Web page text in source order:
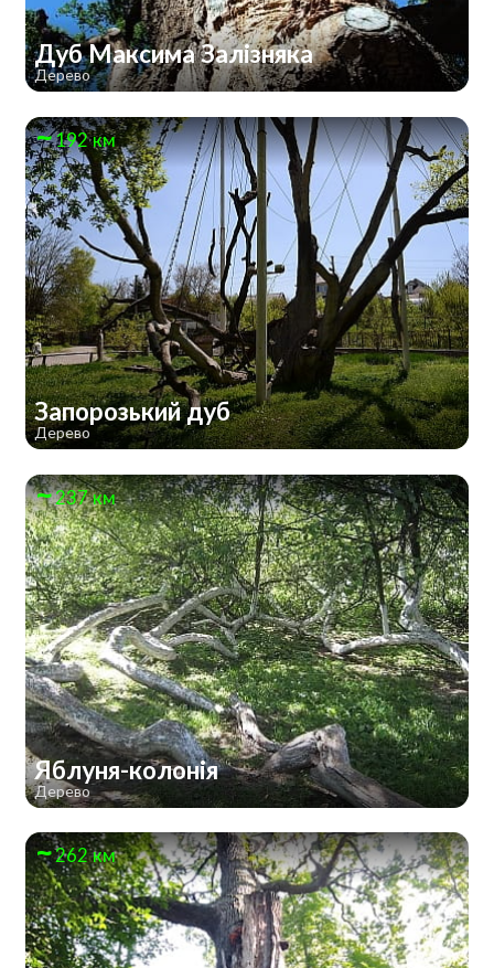
Дуб Максима Залізняка
Дерево
192 км
Запорозький дуб
Дерево
237 км
Яблуня-колонія
Дерево
262 км